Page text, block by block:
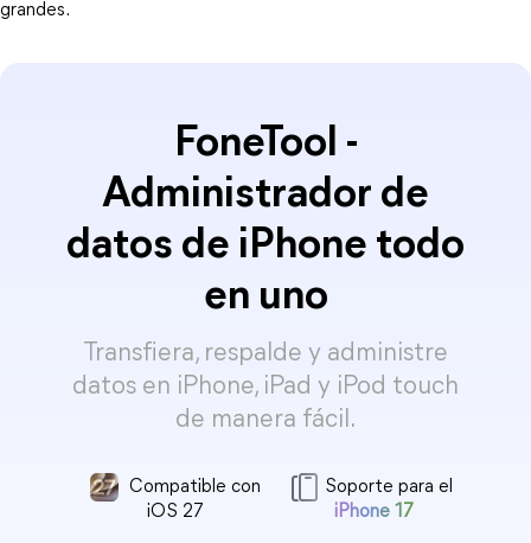
grandes.
FoneTool -
Administrador de
datos de iPhone todo
en uno
Transfiera, respalde y administre
datos en iPhone, iPad y iPod touch
de manera fácil.
Compatible con
iOS 27
Soporte para el
iPhone 17